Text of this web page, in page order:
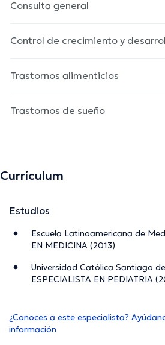
Consulta general
Control de crecimiento y
Trastornos alimenticios
Trastornos de sueño
Currículum
Estudios
Escuela Latinoamericana de
EN MEDICINA (2013)
Universidad Católica Santiago
ESPECIALISTA EN PEDIATRIA
¿Conoces a este especialista?
información